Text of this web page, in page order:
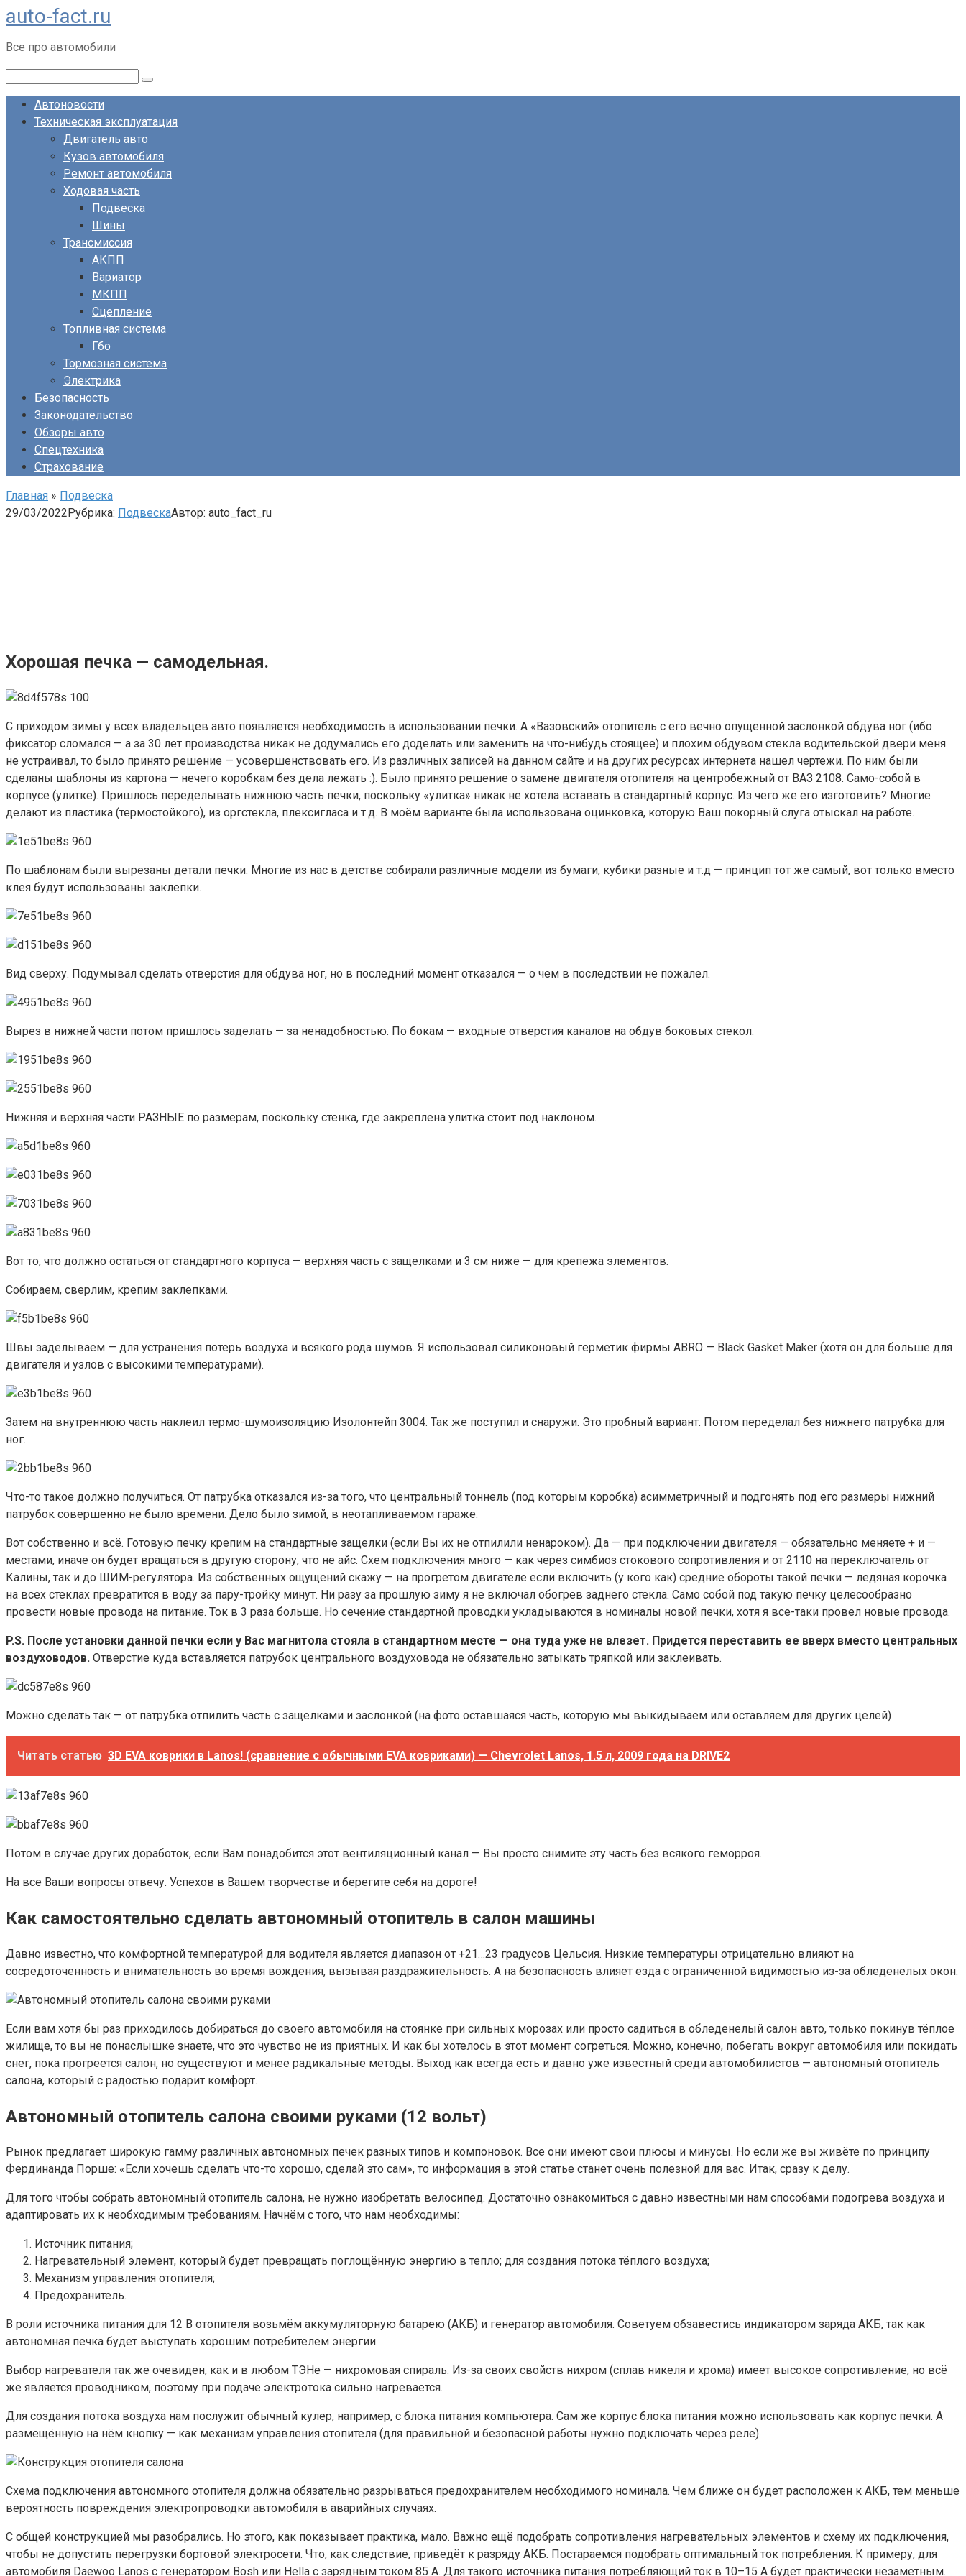
Перейти
к
контенту
auto-fact.ru
Все про автомобили
Автоновости
Техническая эксплуатация
Двигатель авто
Кузов автомобиля
Ремонт автомобиля
Ходовая часть
Подвеска
Шины
Трансмиссия
АКПП
Вариатор
МКПП
Сцепление
Топливная система
Гбо
Тормозная система
Электрика
Безопасность
Законодательство
Обзоры авто
Спецтехника
Страхование
Главная » Подвеска
29/03/2022Рубрика: ПодвескаАвтор: auto_fact_ru
Хорошая печка — самодельная.
С приходом зимы у всех владельцев авто появляется необходимость в использовании печки. А «Вазовский» отопитель с его вечно опущенной заслонкой обдува ног (ибо
фиксатор сломался — а за 30 лет производства никак не додумались его доделать или заменить на что-нибудь стоящее) и плохим обдувом стекла водительской двери меня
не устраивал, то было принято решение — усовершенствовать его. Из различных записей на данном сайте и на других ресурсах интернета нашел чертежи. По ним были
сделаны шаблоны из картона — нечего коробкам без дела лежать :). Было принято решение о замене двигателя отопителя на центробежный от ВАЗ 2108. Само-собой в
корпусе (улитке). Пришлось переделывать нижнюю часть печки, поскольку «улитка» никак не хотела вставать в стандартный корпус. Из чего же его изготовить? Многие
делают из пластика (термостойкого), из оргстекла, плексигласа и т.д. В моём варианте была использована оцинковка, которую Ваш покорный слуга отыскал на работе.
По шаблонам были вырезаны детали печки. Многие из нас в детстве собирали различные модели из бумаги, кубики разные и т.д — принцип тот же самый, вот только вместо
клея будут использованы заклепки.
Вид сверху. Подумывал сделать отверстия для обдува ног, но в последний момент отказался — о чем в последствии не пожалел.
Вырез в нижней части потом пришлось заделать — за ненадобностью. По бокам — входные отверстия каналов на обдув боковых стекол.
Нижняя и верхняя части РАЗНЫЕ по размерам, поскольку стенка, где закреплена улитка стоит под наклоном.
Вот то, что должно остаться от стандартного корпуса — верхняя часть с защелками и 3 см ниже — для крепежа элементов.
Собираем, сверлим, крепим заклепками.
Швы заделываем — для устранения потерь воздуха и всякого рода шумов. Я использовал силиконовый герметик фирмы ABRO — Black Gasket Maker (хотя он для больше для
двигателя и узлов с высокими температурами).
Затем на внутреннюю часть наклеил термо-шумоизоляцию Изолонтейп 3004. Так же поступил и снаружи. Это пробный вариант. Потом переделал без нижнего патрубка для
ног.
Что-то такое должно получиться. От патрубка отказался из-за того, что центральный тоннель (под которым коробка) асимметричный и подгонять под его размеры нижний
патрубок совершенно не было времени. Дело было зимой, в неотапливаемом гараже.
Вот собственно и всё. Готовую печку крепим на стандартные защелки (если Вы их не отпилили ненароком). Да — при подключении двигателя — обязательно меняете + и —
местами, иначе он будет вращаться в другую сторону, что не айс. Схем подключения много — как через симбиоз стокового сопротивления и от 2110 на переключатель от
Калины, так и до ШИМ-регулятора. Из собственных ощущений скажу — на прогретом двигателе если включить (у кого как) средние обороты такой печки — ледяная корочка
на всех стеклах превратится в воду за пару-тройку минут. Ни разу за прошлую зиму я не включал обогрев заднего стекла. Само собой под такую печку целесообразно
провести новые провода на питание. Ток в 3 раза больше. Но сечение стандартной проводки укладываются в номиналы новой печки, хотя я все-таки провел новые провода.
P.S. После установки данной печки если у Вас магнитола стояла в стандартном месте — она туда уже не влезет. Придется переставить ее вверх вместо центральных
воздуховодов. Отверстие куда вставляется патрубок центрального воздуховода не обязательно затыкать тряпкой или заклеивать.
Можно сделать так — от патрубка отпилить часть с защелками и заслонкой (на фото оставшаяся часть, которую мы выкидываем или оставляем для других целей)
Читать статью 3D EVA коврики в Lanos! (сравнение с обычными EVA ковриками) — Chevrolet Lanos, 1.5 л, 2009 года на DRIVE2
Потом в случае других доработок, если Вам понадобится этот вентиляционный канал — Вы просто снимите эту часть без всякого геморроя.
На все Ваши вопросы отвечу. Успехов в Вашем творчестве и берегите себя на дороге!
Как самостоятельно сделать автономный отопитель в салон машины
Давно известно, что комфортной температурой для водителя является диапазон от +21…23 градусов Цельсия. Низкие температуры отрицательно влияют на
сосредоточенность и внимательность во время вождения, вызывая раздражительность. А на безопасность влияет езда с ограниченной видимостью из-за обледенелых окон.
Если вам хотя бы раз приходилось добираться до своего автомобиля на стоянке при сильных морозах или просто садиться в обледенелый салон авто, только покинув тёплое
жилище, то вы не понаслышке знаете, что это чувство не из приятных. И как бы хотелось в этот момент согреться. Можно, конечно, побегать вокруг автомобиля или покидать
снег, пока прогреется салон, но существуют и менее радикальные методы. Выход как всегда есть и давно уже известный среди автомобилистов — автономный отопитель
салона, который с радостью подарит комфорт.
Автономный отопитель салона своими руками (12 вольт)
Рынок предлагает широкую гамму различных автономных печек разных типов и компоновок. Все они имеют свои плюсы и минусы. Но если же вы живёте по принципу
Фердинанда Порше: «Если хочешь сделать что-то хорошо, сделай это сам», то информация в этой статье станет очень полезной для вас. Итак, сразу к делу.
Для того чтобы собрать автономный отопитель салона, не нужно изобретать велосипед. Достаточно ознакомиться с давно известными нам способами подогрева воздуха и
адаптировать их к необходимым требованиям. Начнём с того, что нам необходимы:
Источник питания;
Нагревательный элемент, который будет превращать поглощённую энергию в тепло; для создания потока тёплого воздуха;
Механизм управления отопителя;
Предохранитель.
В роли источника питания для 12 В отопителя возьмём аккумуляторную батарею (АКБ) и генератор автомобиля. Советуем обзавестись индикатором заряда АКБ, так как
автономная печка будет выступать хорошим потребителем энергии.
Выбор нагревателя так же очевиден, как и в любом ТЭНе — нихромовая спираль. Из-за своих свойств нихром (сплав никеля и хрома) имеет высокое сопротивление, но всё
же является проводником, поэтому при подаче электротока сильно нагревается.
Для создания потока воздуха нам послужит обычный кулер, например, с блока питания компьютера. Сам же корпус блока питания можно использовать как корпус печки. А
размещённую на нём кнопку — как механизм управления отопителя (для правильной и безопасной работы нужно подключать через реле).
Схема подключения автономного отопителя должна обязательно разрываться предохранителем необходимого номинала. Чем ближе он будет расположен к АКБ, тем меньше
вероятность повреждения электропроводки автомобиля в аварийных случаях.
С общей конструкцией мы разобрались. Но этого, как показывает практика, мало. Важно ещё подобрать сопротивления нагревательных элементов и схему их подключения,
чтобы не допустить перегрузки бортовой электросети. Что, как следствие, приведёт к разряду АКБ. Постараемся подобрать оптимальный ток потребления. К примеру, для
автомобиля Daewoo Lanos с генератором Bosh или Hella с зарядным током 85 А. Для такого источника питания потребляющий ток в 10–15 А будет практически незаметным.